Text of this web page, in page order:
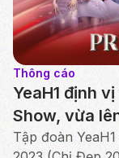
Thông cáo
YeaH1 định
Show, vừa
tảng
Tập đoàn